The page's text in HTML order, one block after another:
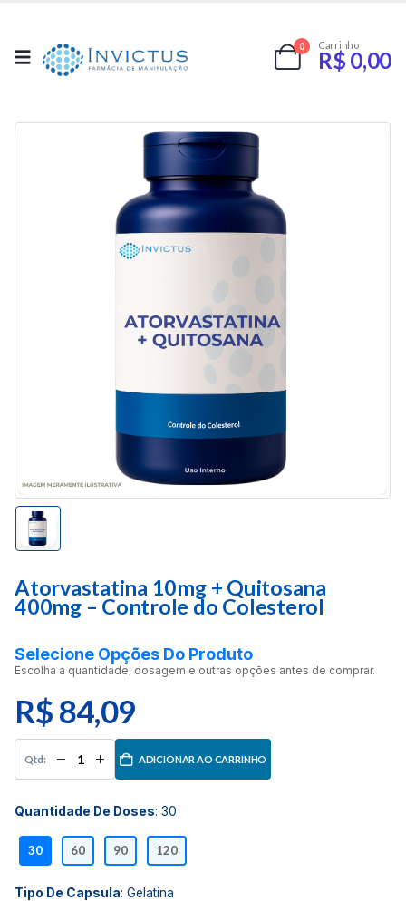
0 Carrinho
R$ 0,00
Atorvastatina 10mg + Quitosana
400mg – Controle do Colesterol
Selecione Opções Do Produto
Escolha a quantidade, dosagem e outras opções antes de comprar.
R$84,09
ADICIONAR AO CARRINHO
Quantidade De Doses: 30
30 60 90 120
Tipo De Capsula: Gelatina